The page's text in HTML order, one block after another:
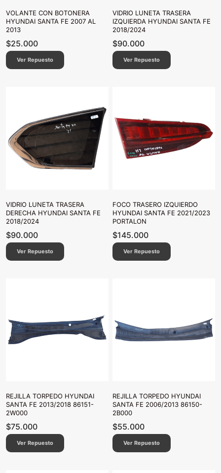
VOLANTE CON BOTONERA
HYUNDAI SANTA FE 2007 AL
2013
$25.000
Ver Repuesto
VIDRIO LUNETA TRASERA
IZQUIERDA HYUNDAI SANTA FE
2018/2024
$90.000
Ver Repuesto
VIDRIO LUNETA TRASERA
DERECHA HYUNDAI SANTA FE
2018/2024
$90.000
Ver Repuesto
FOCO TRASERO IZQUIERDO
HYUNDAI SANTA FE 2021/2023
PORTALON
$145.000
Ver Repuesto
REJILLA TORPEDO HYUNDAI
SANTA FE 2013/2018 86151-
2W000
$75.000
Ver Repuesto
REJILLA TORPEDO HYUNDAI
SANTA FE 2006/2013 86150-
2B000
$55.000
Ver Repuesto